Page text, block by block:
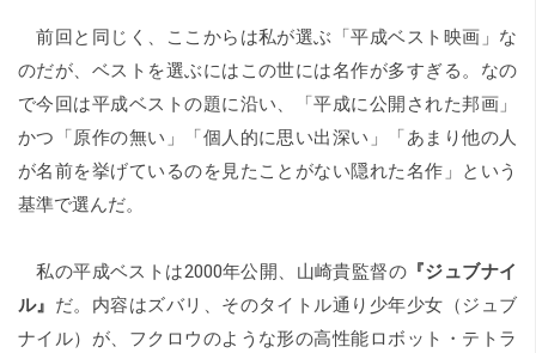
前回と同じく、ここからは私が選ぶ「平成ベスト映画」な
のだが、ベストを選ぶにはこの世には名作が多すぎる。なの
で今回は平成ベストの題に沿い、「平成に公開された邦画」
かつ「原作の無い」「個人的に思い出深い」「あまり他の人
が名前を挙げているのを見たことがない隠れた名作」という
基準で選んだ。
私の平成ベストは2000年公開、山崎貴監督の 『ジュブナイ
ル』 だ。内容はズバリ、そのタイトル通り少年少女（ジュブ
ナイル）が、フクロウのような形の高性能ロボット・テトラ